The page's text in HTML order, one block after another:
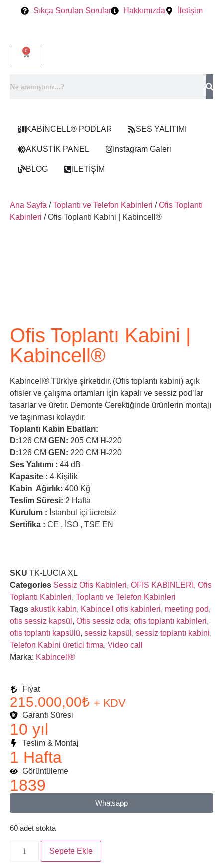
Sıkça Sorulan Sorular Hakkımızda İletişim
0
KABİNCELL® PODLAR SES YALITIMI
AKUSTİK PANEL İnstagram Galeri
BLOG İLETİŞİM
Ana Sayfa /Toplantı ve Telefon Kabinleri /Ofis Toplantı
Kabinleri / Ofis Toplantı Kabini | Kabincell®
Ofis Toplantı Kabini |
Kabincell®
Kabincell® Türkiye şirketidir. (Ofis toplantı kabini) açık
ofisler ve çalışma ortamları için kapalı ve sessiz pod’lar
tasarlar ve üretir. Demonte Gerektiğinde ürünlerin montajı
ve taşınması kolaydır.
Toplantı Kabin Ebatları:
D:126 CM GEN: 205 CM H-220
D:126 CM GEN: 220 CM H-220
Ses Yalıtımı : 44 dB
Kapasite : 4 Kişilik
Kabin Ağırlık: 400 Kğ
Teslim Süresi: 2 Hafta
Kurulum : İstanbul içi ücretsiz
Sertifika : CE , İSO , TSE EN
SKU TK-LUCİA XL
Categories Sessiz Ofis Kabinleri, OFİS KABİNLERİ , Ofis
Toplantı Kabinleri, Toplantı ve Telefon Kabinleri
Tags akustik kabin, Kabincell ofis kabinleri, meeting pod,
ofis sessiz kapsül , Ofis sessiz oda, ofis toplantı kabinleri,
ofis toplantı kapsülü, sessiz kapsül , sessiz toplantı kabini,
Telefon Kabini üretici firma, Video call
Marka: Kabincell®
Fiyat
215.000,00₺ + KDV
Garanti Süresi
10 yıl
Teslim & Montaj
1 Hafta
Görüntüleme
1839
Whatsapp
60 adet stokta
Sepete Ekle